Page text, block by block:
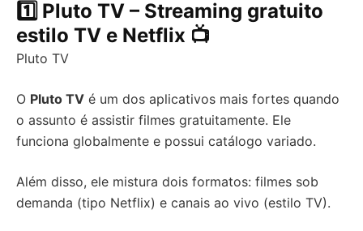
1️⃣ Pluto TV – Streaming gratuito
estilo TV e Netflix 📺
Pluto TV
O Pluto TV é um dos aplicativos mais fortes quando
o assunto é assistir filmes gratuitamente. Ele
funciona globalmente e possui catálogo variado.
Além disso, ele mistura dois formatos: filmes sob
demanda (tipo Netflix) e canais ao vivo (estilo TV).